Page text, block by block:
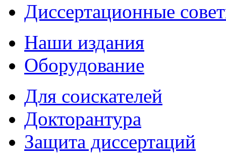
Диссертационные
Наши издания
Оборудование
Для соискателей
Докторантура
Защита диссертаций